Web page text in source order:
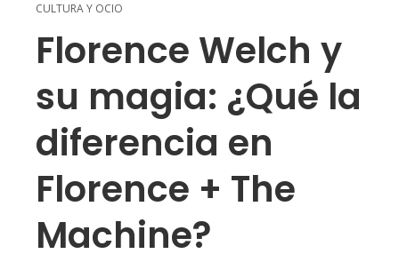
CULTURA Y OCIO
Florence Welch y
su magia: ¿Qué la
diferencia en
Florence + The
Machine?